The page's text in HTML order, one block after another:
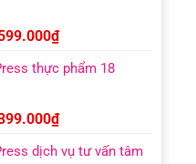
₫Giá
tại
599.000₫.
thực phẩm 18
₫Giá
tại
dịch vụ tư vấn tâm